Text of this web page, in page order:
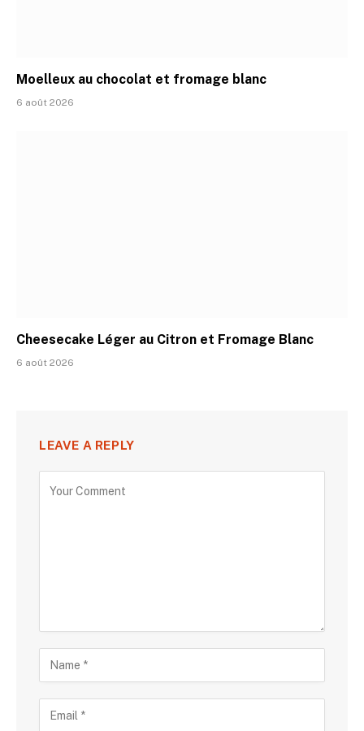
Moelleux au chocolat et fromage blanc
6 août 2026
Cheesecake Léger au Citron et Fromage Blanc
6 août 2026
LEAVE A REPLY